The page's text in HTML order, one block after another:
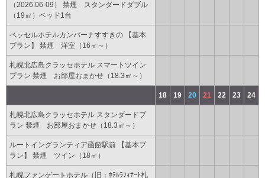
（2026.06-09） 禁煙 スタンダードダブル
（19㎡）ベッド1台
ベッセルホテルカンパーナすすきの 【基本
プラン】 禁煙 洋室（16㎡～）
札幌北広島クラッセホテル スマートツイン
プラン 禁煙 お部屋おまかせ（18.3㎡～）
18 19 20 21 22 23 24
札幌北広島クラッセホテル スタンダードプ
ラン 禁煙 お部屋おまかせ（18.3㎡～）
ルートイングランティア函館駅前 【基本プ
ラン】 禁煙 ツイン（18㎡）
札幌ファンゲートホテル（旧：ﾎﾃﾙﾗﾌｨﾅｰﾄ札